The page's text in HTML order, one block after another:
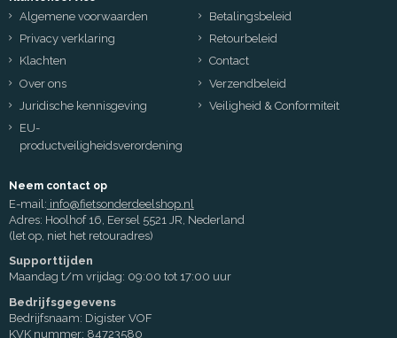
Algemene voorwaarden
Betalingsbeleid
Privacy verklaring
Retourbeleid
Klachten
Contact
Over ons
Verzendbeleid
Juridische kennisgeving
Veiligheid & Conformiteit
EU-
productveiligheidsverordening
Neem contact op
E-mail: info@fietsonderdeelshop.nl
Adres: Hoolhof 16, Eersel 5521 JR, Nederland
(let op, niet het retouradres)
Supporttijden
Maandag t/m vrijdag: 09:00 tot 17:00 uur
Bedrijfsgegevens
Bedrijfsnaam: Digister VOF
KVK nummer: 84723580